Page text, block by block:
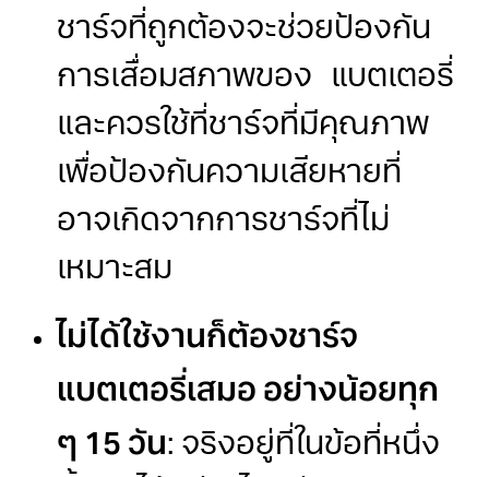
ชาร์จที่ถูกต้องจะช่วยป้องกัน
การเสื่อมสภาพของ แบตเตอรี่
และควรใช้ที่ชาร์จที่มีคุณภาพ
เพื่อป้องกันความเสียหายที่
อาจเกิดจากการชาร์จที่ไม่
เหมาะสม
ไม่ได้ใช้งานก็ต้องชาร์จ
แบตเตอรี่เสมอ อย่างน้อยทุก
ๆ 15 วัน: จริงอยู่ที่ในข้อที่หนึ่ง